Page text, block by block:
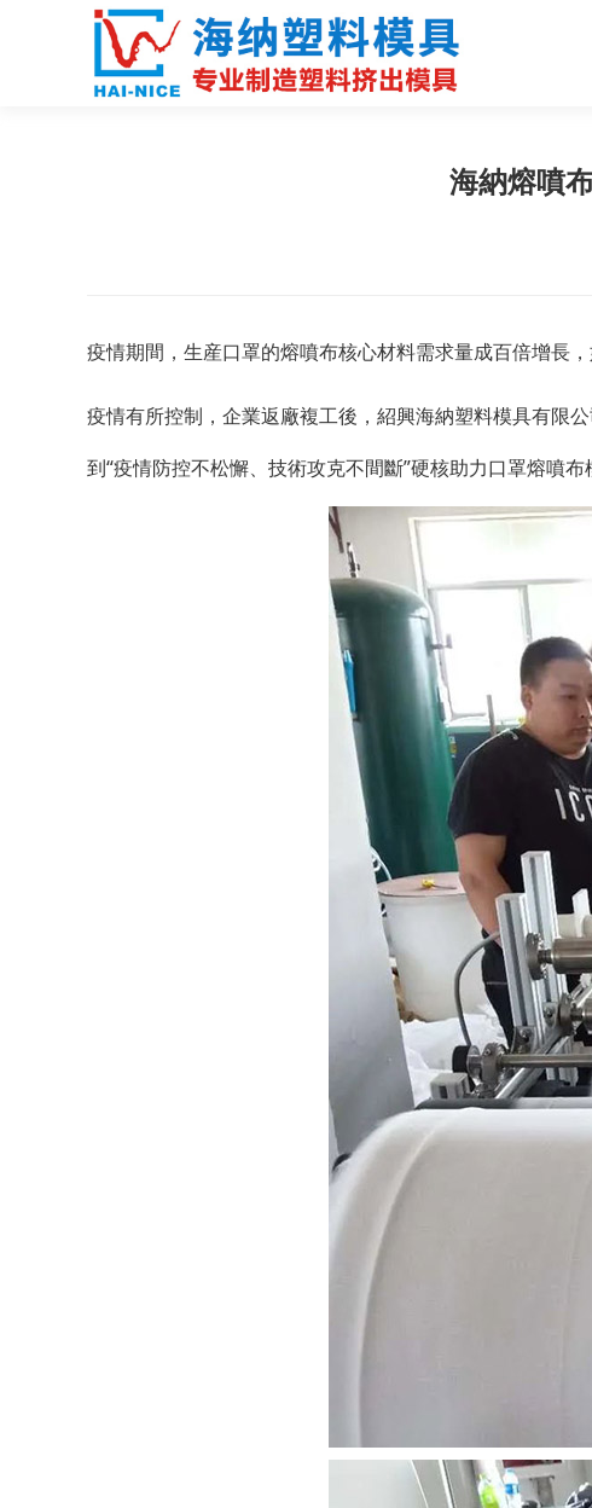
海納熔噴
疫情期間，生産口罩的熔噴布核心材料需求量成百倍增長
疫情有所控制，企業返廠複工後，紹興海納塑料模具有限
到“疫情防控不松懈、技術攻克不間斷”硬核助力口罩熔噴布